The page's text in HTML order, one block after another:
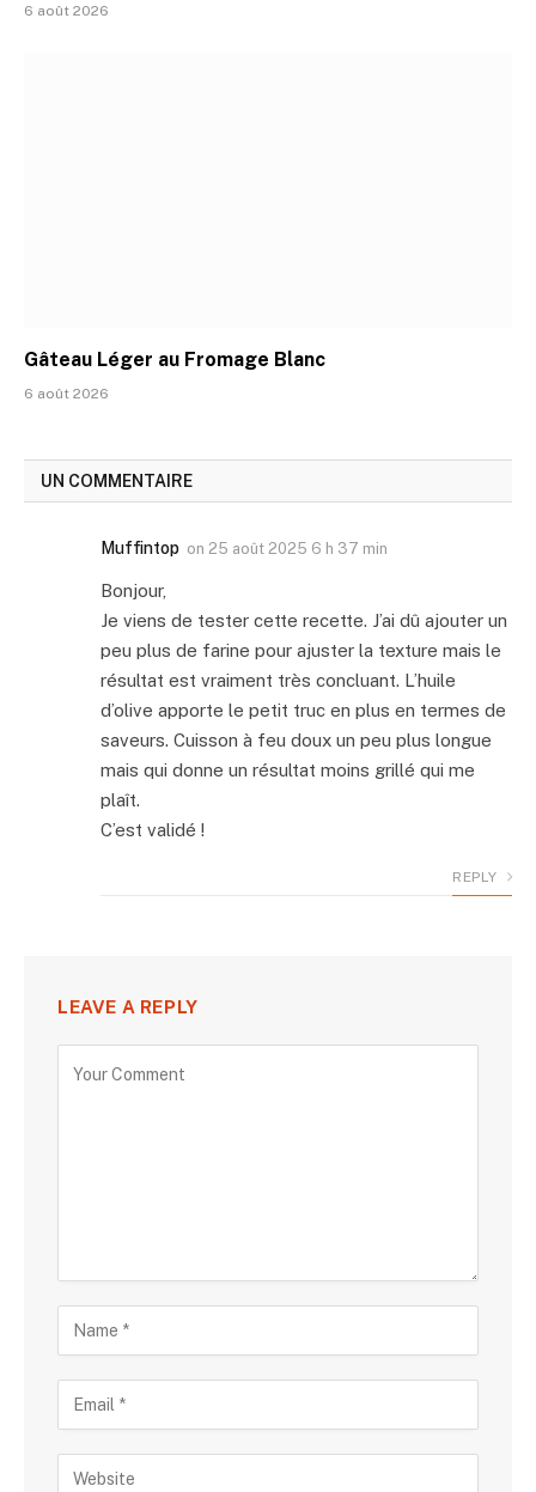
6 août 2026
Gâteau Léger au Fromage Blanc
6 août 2026
UN COMMENTAIRE
Muffintop on 25 août 2025 6 h 37 min
Bonjour,
Je viens de tester cette recette. J’ai dû ajouter un
peu plus de farine pour ajuster la texture mais le
résultat est vraiment très concluant. L’huile
d’olive apporte le petit truc en plus en termes de
saveurs. Cuisson à feu doux un peu plus longue
mais qui donne un résultat moins grillé qui me
plaît.
C’est validé !
REPLY
LEAVE A REPLY